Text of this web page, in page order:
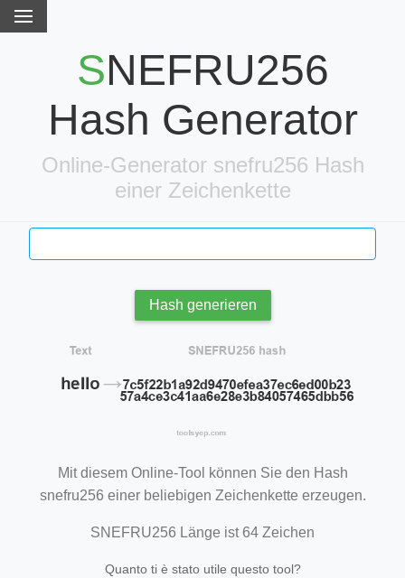
SNEFRU256
Hash Generator
Online-Generator snefru256 Hash
einer Zeichenkette
Hash generieren
Mit diesem Online-Tool können Sie den Hash
snefru256 einer beliebigen Zeichenkette erzeugen.
SNEFRU256 Länge ist 64 Zeichen
Quanto ti è stato utile questo tool?